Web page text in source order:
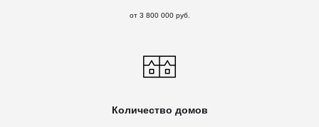
от 3 800 000 руб.
Количество домов